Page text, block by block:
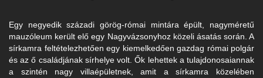
Egy negyedik századi görög-római mintára épült, nagyméretű
mauzóleum került elő egy Nagyvázsonyhoz közeli ásatás során. A
sírkamra feltételezhetően egy kiemelkedően gazdag római polgár
és az ő családjának sírhelye volt. Ők lehettek a tulajdonosaiannak
a szintén nagy villaépületnek, amit a sírkamra közelében